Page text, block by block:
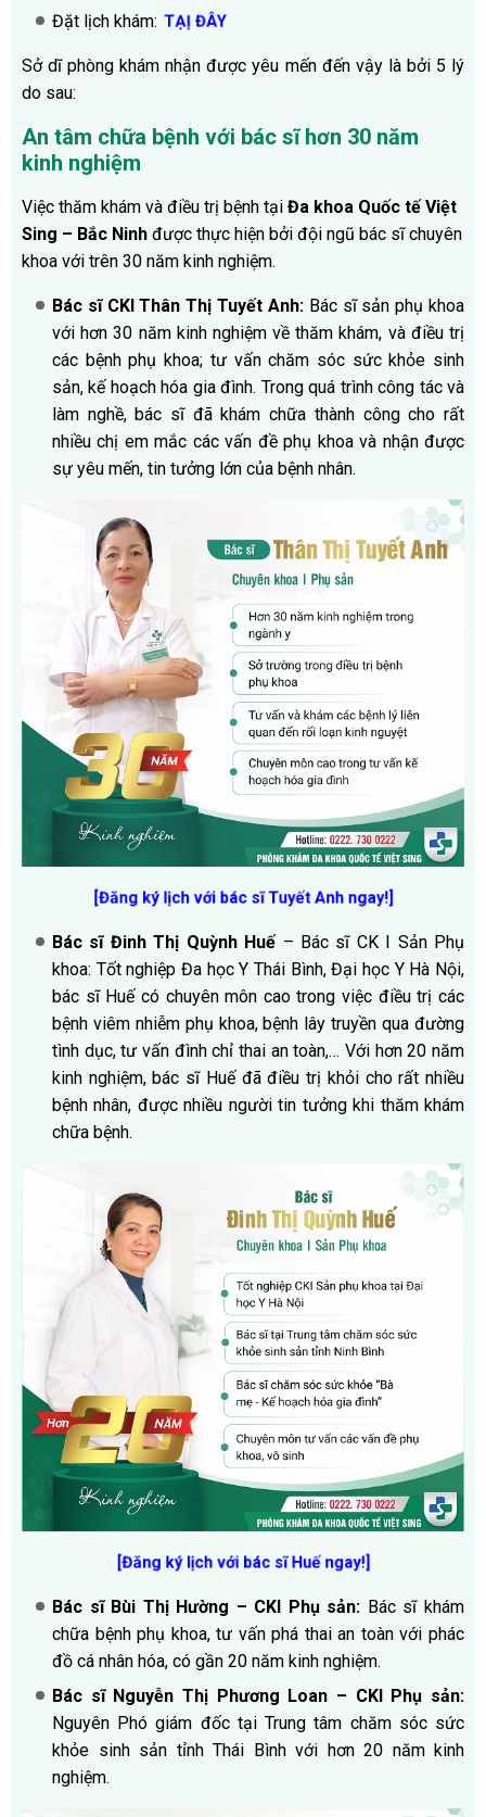
Đặt lịch khám: TẠỊ ĐÂY
Sở dĩ phòng khám nhận được yêu mến đến vậy là bởi 5 lý
do sau:
An tâm chữa bệnh với bác sĩ hơn 30 năm
kinh nghiệm
Việc thăm khám và điều trị bệnh tại Đa khoa Quốc tế Việt
Sing – Bắc Ninh được thực hiện bởi đội ngũ bác sĩ chuyên
khoa với trên 30 năm kinh nghiệm.
Bác sĩ CKI Thân Thị Tuyết Anh:Bác sĩ sản phụ khoa
với hơn 30 năm kinh nghiệm về thăm khám, và điều trị
các bệnh phụ khoa; tư vấn chăm sóc sức khỏe sinh
sản, kế hoạch hóa gia đình. Trong quá trình công tác và
làm nghề, bác sĩ đã khám chữa thành công cho rất
nhiều chị em mắc các vấn đề phụ khoa và nhận được
sự yêu mến, tin tưởng lớn của bệnh nhân.
[Đăng ký lịch với bác sĩ Tuyết Anh ngay!]
Bác sĩ Đinh Thị Quỳnh Huế – Bác sĩ CK I Sản Phụ
khoa: Tốt nghiệp Đa học Y Thái Bình, Đại học Y Hà Nội,
bác sĩ Huế có chuyên môn cao trong việc điều trị các
bệnh viêm nhiễm phụ khoa, bệnh lây truyền qua đường
tình dục, tư vấn đình chỉ thai an toàn,… Với hơn 20 năm
kinh nghiệm, bác sĩ Huế đã điều trị khỏi cho rất nhiều
bệnh nhân, được nhiều người tin tưởng khi thăm khám
chữa bệnh.
[Đăng ký lịch với bác sĩ Huế ngay!]
Bác sĩ Bùi Thị Hường – CKI Phụ sản: Bác sĩ khám
chữa bệnh phụ khoa, tư vấn phá thai an toàn với phác
đồ cá nhân hóa, có gần 20 năm kinh nghiệm.
Bác sĩ Nguyễn Thị Phương Loan – CKI Phụ sản:
Nguyên Phó giám đốc tại Trung tâm chăm sóc sức
khỏe sinh sản tỉnh Thái Bình với hơn 20 năm kinh
nghiệm.